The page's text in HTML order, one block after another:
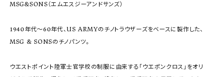
MSG&SONS（エムエスジーアンドサンズ）
1940年代〜60年代、US ARMYのチノトラウザーズをベースに製作した、
MSG & SONSのチノパンツ。
ウエストポイント陸軍士官学校の制服に由来する「ウエポンクロス」をオリ